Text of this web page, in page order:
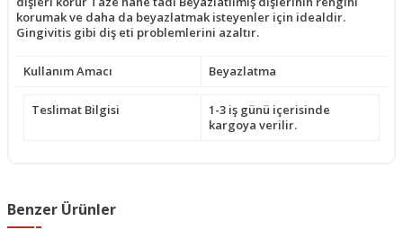
korumak ve daha da beyazlatmak isteyenler için idealdir.
Gingivitis gibi diş eti problemlerini azaltır.
Kullanım Amacı Beyazlatma
Teslimat Bilgisi
1-3 iş günü içerisinde
kargoya verilir.
Benzer Ürünler